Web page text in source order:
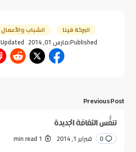
البركة فينا الشباب والأعمال
Published:مارس 01, 2014 Updated:
Previous Post
تنفُّس الثقافة الجديدة
0 فبراير 1, 2014 1 min read